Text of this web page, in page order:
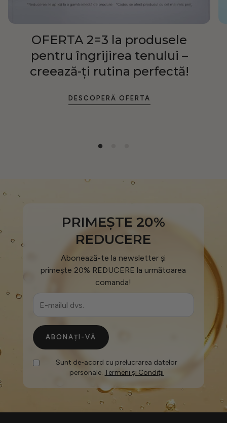
OFERTA 2=3 la produsele
pentru îngrijirea tenului –
creează-ți rutina perfectă!
DESCOPERĂ OFERTA
PRIMEȘTE 20%
REDUCERE
Abonează-te la newsletter și
primește 20% REDUCERE la următoarea
comanda!
ABONAȚI-VĂ
Sunt de-acord cu prelucrarea datelor
personale. Termeni și Condiții